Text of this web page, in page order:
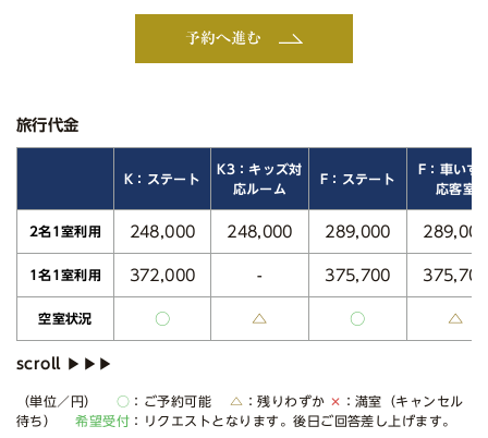
予約へ進む
旅行代金
K：ステート
K3：キッズ対
応ルーム
F：ステート
F：車いす
応客室
2名1室利用 248,000 248,000 289,000 289,000
1名1室利用 372,000 - 375,700 375,700
空室状況 ○ △ ○ △
（単位／円） ○ ：ご予約可能 △ ：残りわずか ✕ ：満室（キャンセル
待ち）希望受付 ：リクエストとなります。後日ご回答差し上げます。